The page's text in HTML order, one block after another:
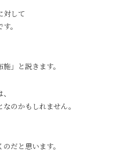
対して
。
」と説きます。
のかもしれません。
だと思います。